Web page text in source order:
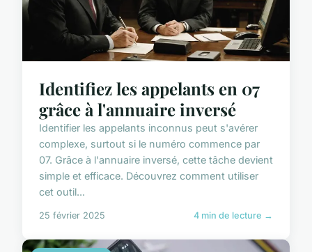
Identifiez les appelants en 07
grâce à l'annuaire inversé
Identifier les appelants inconnus peut s'avérer
complexe, surtout si le numéro commence par
07. Grâce à l'annuaire inversé, cette tâche devient
simple et efficace. Découvrez comment utiliser
cet outil...
25 février 2025 4 min de lecture →